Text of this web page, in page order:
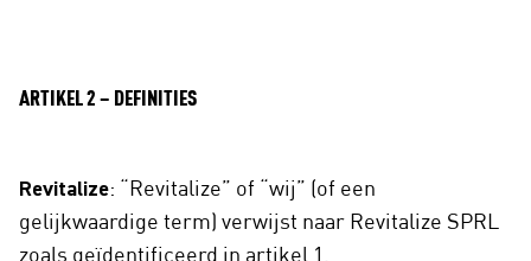
ARTIKEL 2 – DEFINITIES
Revitalize: “Revitalize” of “wij” (of een
gelijkwaardige term) verwijst naar Revitalize SPRL
zoals geïdentificeerd in artikel 1.